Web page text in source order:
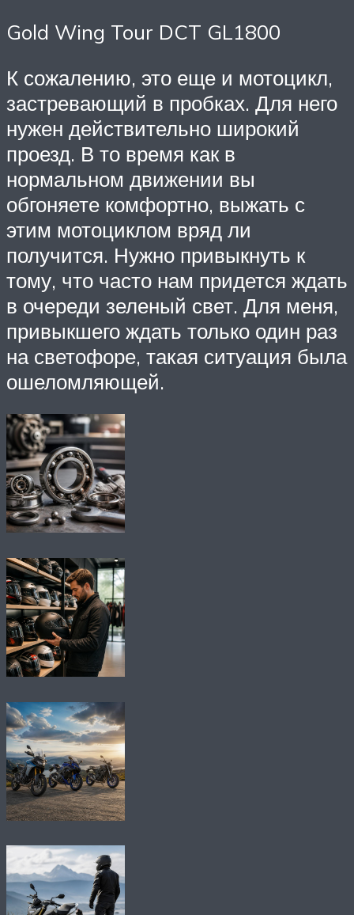
Gold Wing Tour DCT GL1800
К сожалению, это еще и мотоцикл,
застревающий в пробках. Для него
нужен действительно широкий
проезд. В то время как в
нормальном движении вы
обгоняете комфортно, выжать с
этим мотоциклом вряд ли
получится. Нужно привыкнуть к
тому, что часто нам придется ждать
в очереди зеленый свет. Для меня,
привыкшего ждать только один раз
на светофоре, такая ситуация была
ошеломляющей.